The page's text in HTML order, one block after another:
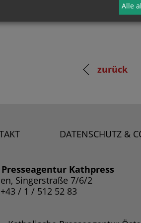
zurück
DATENSCHUTZ &
Kathpress
Singerstraße 7/6/2
/ 1 / 512 52 83
Alle